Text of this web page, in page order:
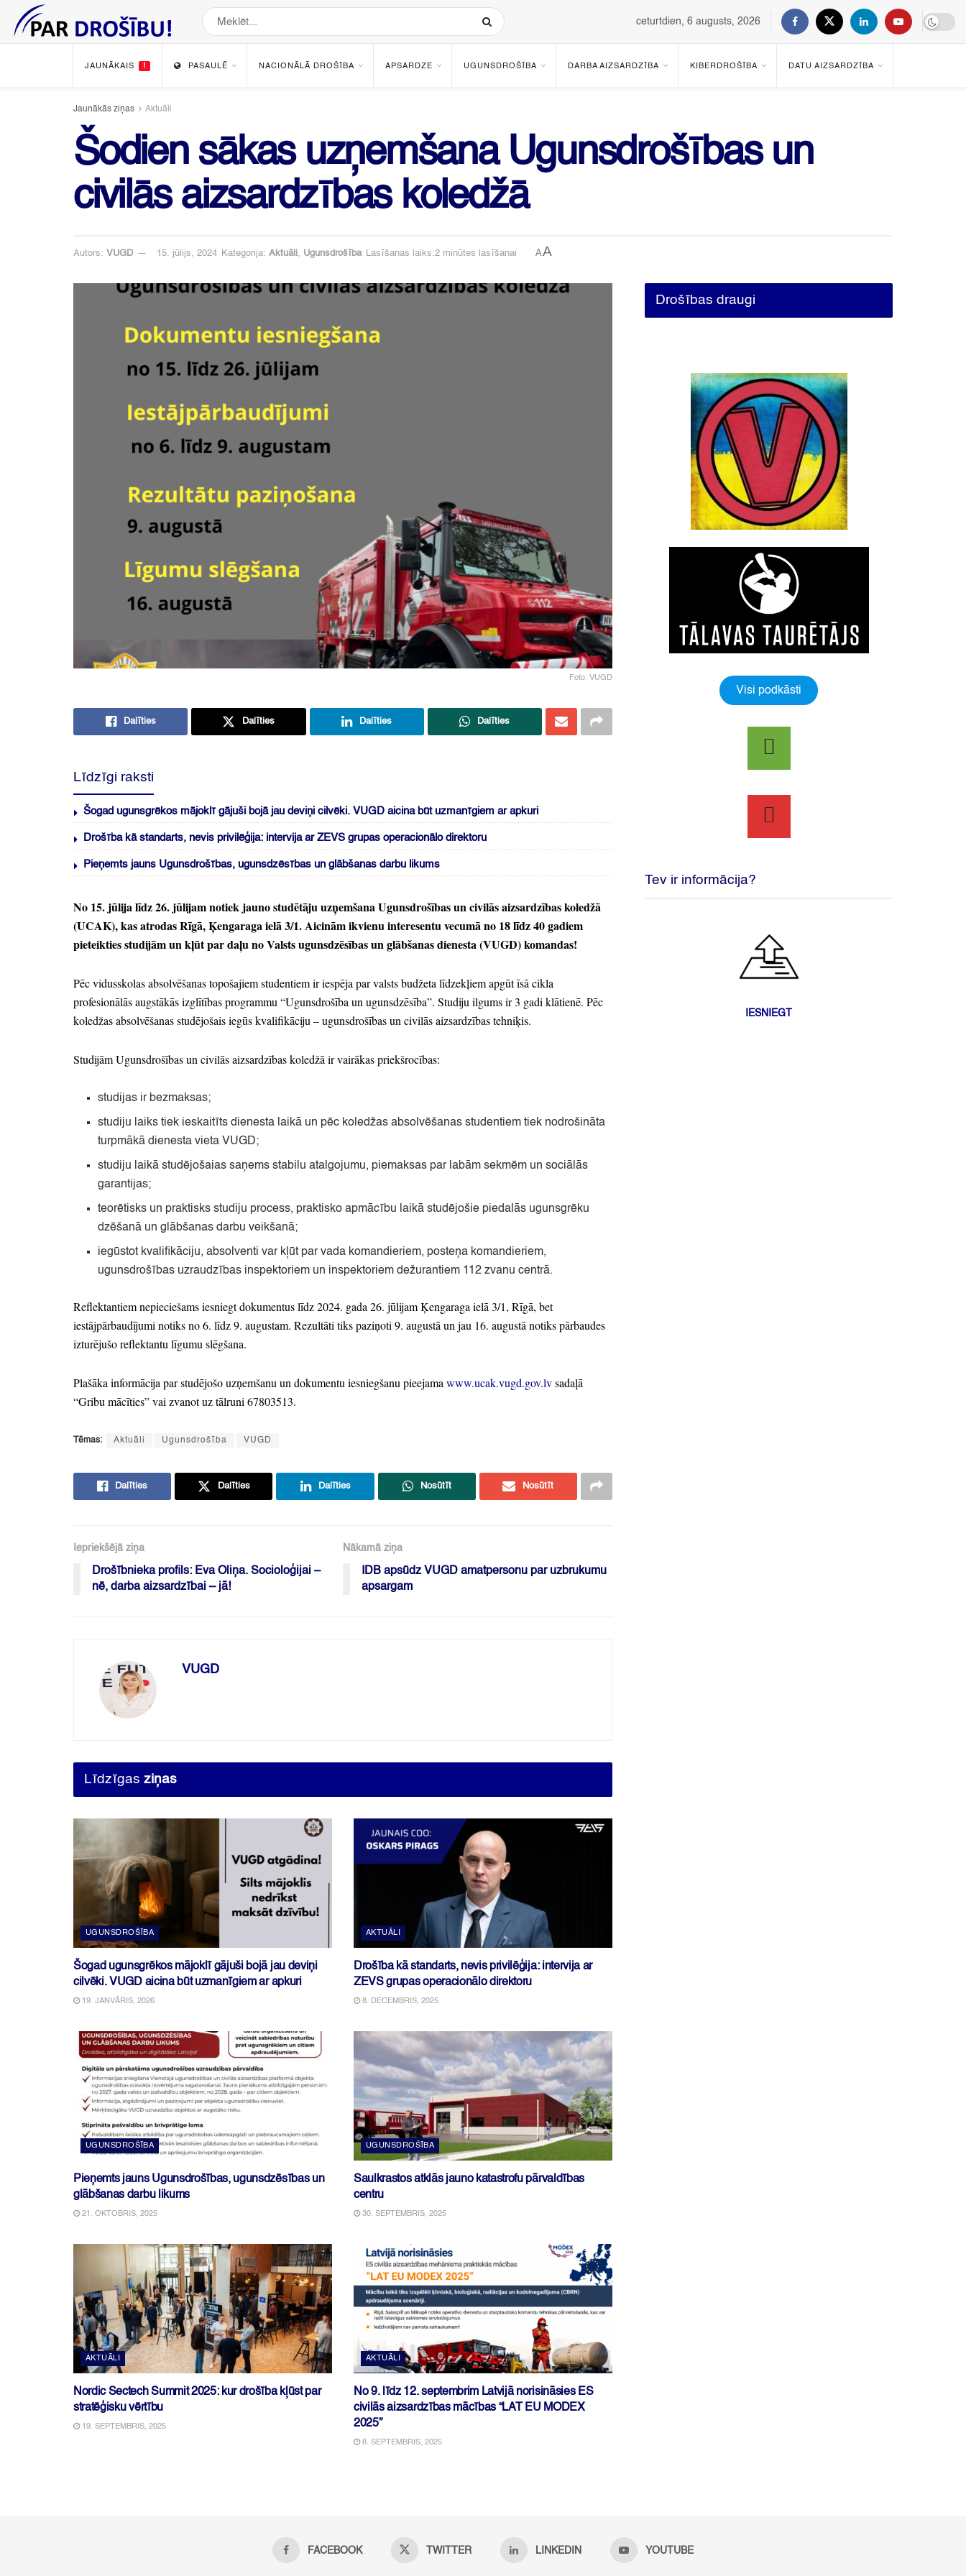
ceturtdien, 6 augusts, 2026
JAUNĀKAIS ! PASAULĒ NACIONĀLĀ DROŠĪBA APSARDZE UGUNSDROŠĪBA DARBA AIZSARDZĪBA KIBERDROŠĪBA DATU AIZSARDZĪBA
Jaunākās ziņas Aktuāli
Šodien sākas uzņemšana Ugunsdrošības un
civilās aizsardzības koledžā
Autors: VUGD 15. jūlijs, 2024 Kategorija: Aktuāli, Ugunsdrošība Lasīšanas laiks:2 minūtes lasīšanai AA
Foto: VUGD
Dalīties Dalīties Dalīties Dalīties
Līdzīgi raksti
Šogad ugunsgrēkos mājoklī gājuši bojā jau deviņi cilvēki. VUGD aicina būt uzmanīgiem ar apkuri
Drošība kā standarts, nevis privilēģija: intervija ar ZEVS grupas operacionālo direktoru
Pieņemts jauns Ugunsdrošības, ugunsdzēsības un glābšanas darbu likums
No 15. jūlija līdz 26. jūlijam notiek jauno studētāju uzņemšana Ugunsdrošības un civilās aizsardzības koledžā
(UCAK), kas atrodas Rīgā,Ķengaraga ielā 3/1.Aicinām ikvienu interesentu vecumā no 18 līdz 40 gadiem
pieteikties studijām un kļūt par daļu no Valsts ugunsdzēsības un glābšanas dienesta(VUGD)komandas!
Pēc vidusskolas absolvēšanas topošajiem studentiem ir iespēja par valsts budžeta līdzekļiem apgūt īsā cikla
profesionālās augstākās izglītības programmu“Ugunsdrošība un ugunsdzēsība”. Studiju ilgums ir 3 gadi klātienē. Pēc
koledžas absolvēšanas studējošais iegūs kvalifikāciju– ugunsdrošības un civilās aizsardzības tehniķis.
Studijām Ugunsdrošības un civilās aizsardzības koledžā ir vairākas priekšrocības:
studijas ir bezmaksas;
studiju laiks tiek ieskaitīts dienesta laikā un pēc koledžas absolvēšanas studentiem tiek nodrošināta
turpmākā dienesta vieta VUGD;
studiju laikā studējošaias saņems stabilu atalgojumu, piemaksas par labām sekmēm un sociālās
garantijas;
teorētisks un praktisks studiju process, praktisko apmācību laikā studējošie piedalās ugunsgrēku
dzēšanā un glābšanas darbu veikšanā;
iegūstot kvalifikāciju, absolventi var kļūt par vada komandieriem, posteņa komandieriem,
ugunsdrošības uzraudzības inspektoriem un inspektoriem dežurantiem 112 zvanu centrā.
Reflektantiem nepieciešams iesniegt dokumentus līdz 2024. gada 26. jūlijam Ķengaraga ielā 3/1, Rīgā, bet
iestājpārbaudījumi notiks no 6. līdz 9. augustam. Rezultāti tiks paziņoti 9. augustā un jau 16. augustā notiks pārbaudes
izturējušo reflektantu līgumu slēgšana.
Plašāka informācija par studējošo uzņemšanu un dokumentu iesniegšanu pieejamawww.ucak.vugd.gov.lvsadaļā
“Gribu mācīties”vai zvanot uz tālruni 67803513.
Tēmas: Aktuāli Ugunsdrošība VUGD
Dalīties Dalīties Dalīties Nosūtīt Nosūtīt
Iepriekšējā ziņa
Drošībnieka profils: Eva Oliņa. Socioloģijai –
nē, darba aizsardzībai – jā!
Nākamā ziņa
IDB apsūdz VUGD amatpersonu par uzbrukumu
apsargam
VUGD
Līdzīgas ziņas
UGUNSDROŠĪBA
Šogad ugunsgrēkos mājoklī gājuši bojā jau deviņi
cilvēki. VUGD aicina būt uzmanīgiem ar apkuri
19. JANVĀRIS, 2026
AKTUĀLI
Drošība kā standarts, nevis privilēģija: intervija ar
ZEVS grupas operacionālo direktoru
8. DECEMBRIS, 2025
UGUNSDROŠĪBA
Pieņemts jauns Ugunsdrošības, ugunsdzēsības un
glābšanas darbu likums
21. OKTOBRIS, 2025
UGUNSDROŠĪBA
Saulkrastos atklās jauno katastrofu pārvaldības
centru
30. SEPTEMBRIS, 2025
AKTUĀLI
Nordic Sectech Summit 2025: kur drošība kļūst par
stratēģisku vērtību
19. SEPTEMBRIS, 2025
AKTUĀLI
No 9. līdz 12. septembrim Latvijā norisināsies ES
civilās aizsardzības mācības “LAT EU MODEX
2025”
8. SEPTEMBRIS, 2025
Drošības draugi
Visi podkāsti
Tev ir informācija?
IESNIEGT
FACEBOOK TWITTER LINKEDIN YOUTUBE